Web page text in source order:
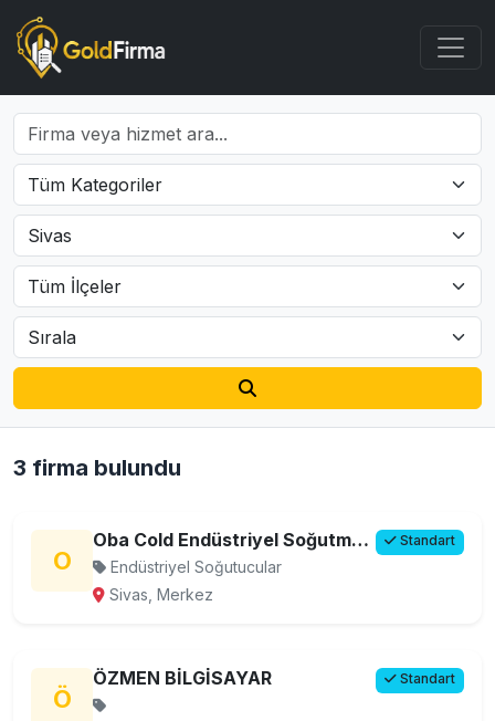
3 firma bulundu
O
Oba Cold Endüstriyel Soğutma Sistemleri Standart
Endüstriyel Soğutucular
Sivas, Merkez
Ö
ÖZMEN BİLGİSAYAR Standart